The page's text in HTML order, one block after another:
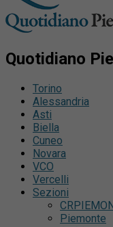
Quotidiano
Torino
Alessandria
Asti
Biella
Cuneo
Novara
VCO
Vercelli
Sezioni
Piemonte